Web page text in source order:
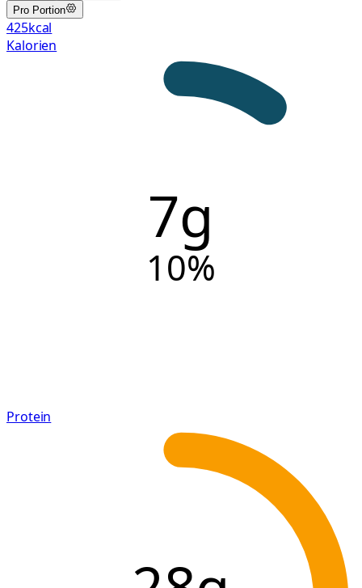
Pro Portion
425kcal
Kalorien
7g
10%
Protein